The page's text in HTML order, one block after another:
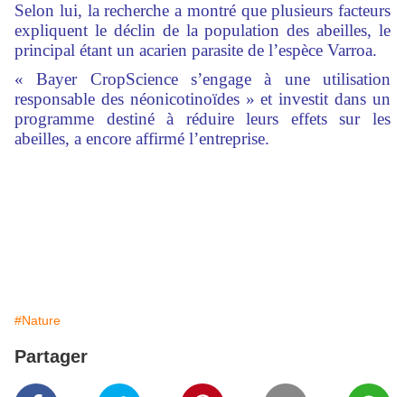
Selon lui, la recherche a montré que plusieurs facteurs
expliquent le déclin de la population des abeilles, le
principal étant un acarien parasite de l’espèce Varroa.
« Bayer CropScience s’engage à une utilisation
responsable des néonicotinoïdes » et investit dans un
programme destiné à réduire leurs effets sur les
abeilles, a encore affirmé l’entreprise.
#Nature
Partager